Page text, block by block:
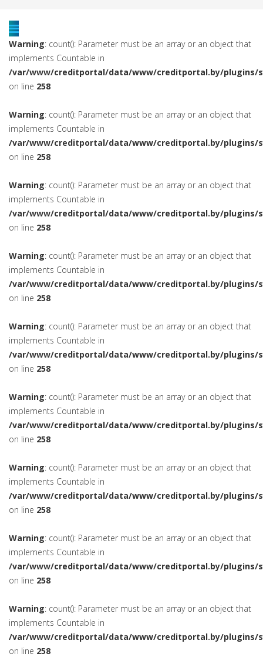
Warning: count(): Parameter must be an array or an object that
implements Countable in
/var/www/creditportal/data/www/creditportal.by/plugins/
on line 258
Warning: count(): Parameter must be an array or an object that
implements Countable in
/var/www/creditportal/data/www/creditportal.by/plugins/
on line 258
Warning: count(): Parameter must be an array or an object that
implements Countable in
/var/www/creditportal/data/www/creditportal.by/plugins/
on line 258
Warning: count(): Parameter must be an array or an object that
implements Countable in
/var/www/creditportal/data/www/creditportal.by/plugins/
on line 258
Warning: count(): Parameter must be an array or an object that
implements Countable in
/var/www/creditportal/data/www/creditportal.by/plugins/
on line 258
Warning: count(): Parameter must be an array or an object that
implements Countable in
/var/www/creditportal/data/www/creditportal.by/plugins/
on line 258
Warning: count(): Parameter must be an array or an object that
implements Countable in
/var/www/creditportal/data/www/creditportal.by/plugins/
on line 258
Warning: count(): Parameter must be an array or an object that
implements Countable in
/var/www/creditportal/data/www/creditportal.by/plugins/
on line 258
Warning: count(): Parameter must be an array or an object that
implements Countable in
/var/www/creditportal/data/www/creditportal.by/plugins/
on line 258